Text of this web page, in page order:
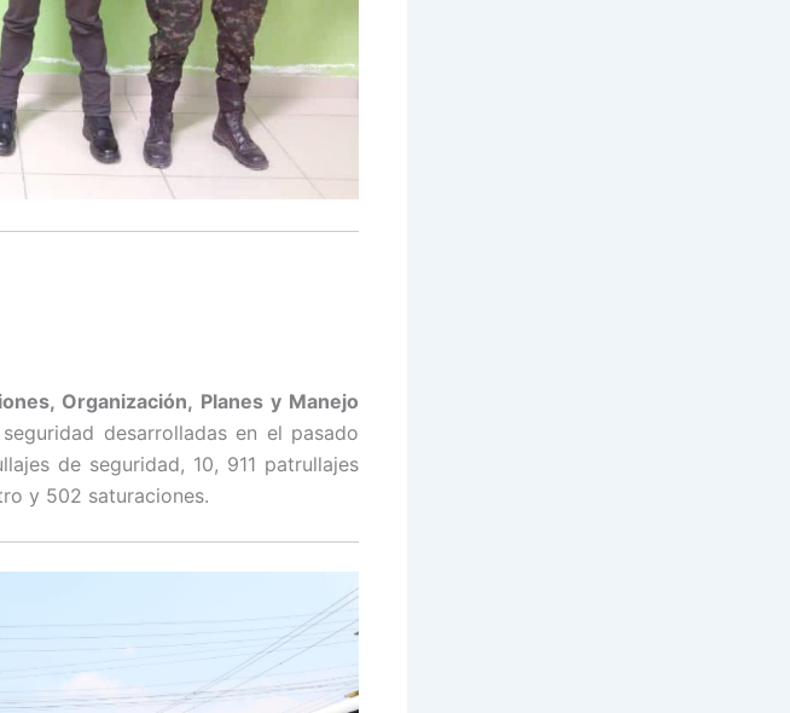
Organización, Planes y Manejo
desarrolladas en el pasado
de seguridad, 10, 911 patrullajes
y 502 saturaciones.